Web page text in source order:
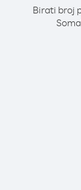
Birati broj